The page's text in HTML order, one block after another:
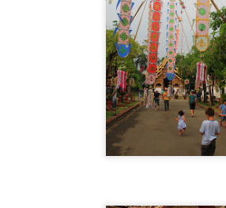
Nous prenons donc un taxi pour rejoindre
expertes de Chakhrisabz. La route sera très
un col, mais nous aurons bien du mal à
l’extrême vitesse adoptée par notre chauffeur.
ne fumait pas tout en téléphonant et en
un camion dans un virage. Nous arrivons
tours de piste, nous retrouvons Malik.